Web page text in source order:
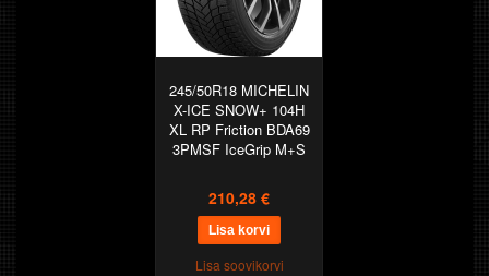
245/50R18 MICHELIN
X-ICE SNOW+ 104H
XL RP Friction BDA69
3PMSF IceGrip M+S
210,28 €
Lisa soovikorvi